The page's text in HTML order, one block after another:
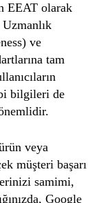
EEAT olarak
ve
tam
bilgileri de
veya
müşteri başarı
samimi,
Google